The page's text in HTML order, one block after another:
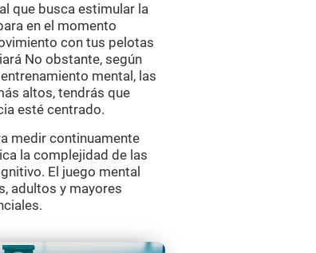
que busca estimular la
en el momento
con tus pelotas
No obstante, según
mental, las
altos, tendrás que
esté centrado.
medir continuamente
la complejidad de las
El juego mental
adultos y mayores